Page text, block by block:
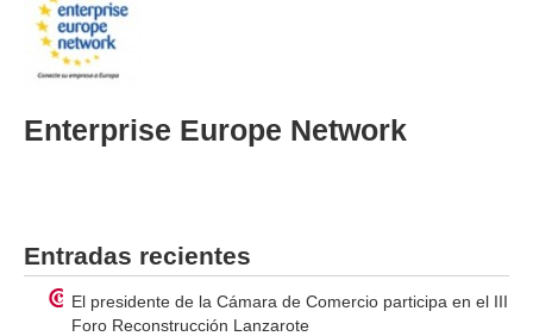
Enterprise Europe Network
Entradas recientes
El presidente de la Cámara de Comercio participa en el III
Foro Reconstrucción Lanzarote